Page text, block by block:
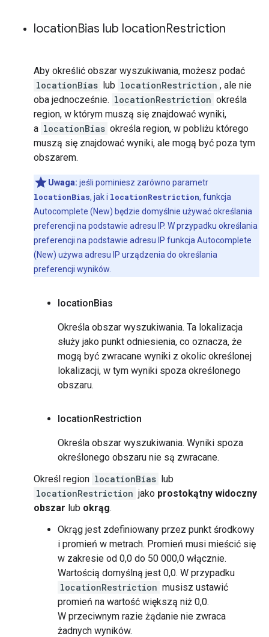
locationBias lub locationRestriction
Aby określić obszar wyszukiwania, możesz podać
locationBias lub locationRestriction , ale nie
oba jednocześnie. locationRestriction określa
region, w którym muszą się znajdować wyniki,
a locationBias określa region, w pobliżu którego
muszą się znajdować wyniki, ale mogą być poza tym
obszarem.
Uwaga: jeśli pominiesz zarówno parametr
locationBias, jak i locationRestriction, funkcja
Autocomplete (New) będzie domyślnie używać określania
preferencji na podstawie adresu IP. W przypadku określania
preferencji na podstawie adresu IP funkcja Autocomplete
(New) używa adresu IP urządzenia do określania
preferencji wyników.
locationBias
Określa obszar wyszukiwania. Ta lokalizacja
służy jako punkt odniesienia, co oznacza, że
mogą być zwracane wyniki z okolic określonej
lokalizacji, w tym wyniki spoza określonego
obszaru.
locationRestriction
Określa obszar wyszukiwania. Wyniki spoza
określonego obszaru nie są zwracane.
Określ region locationBias lub
locationRestriction jako prostokątny widoczny
obszar lub okrąg.
Okrąg jest zdefiniowany przez punkt środkowy
i promień w metrach. Promień musi mieścić się
w zakresie od 0,0 do 50 000,0 włącznie.
Wartością domyślną jest 0,0. W przypadku
locationRestriction musisz ustawić
promień na wartość większą niż 0,0.
W przeciwnym razie żądanie nie zwraca
żadnych wyników.